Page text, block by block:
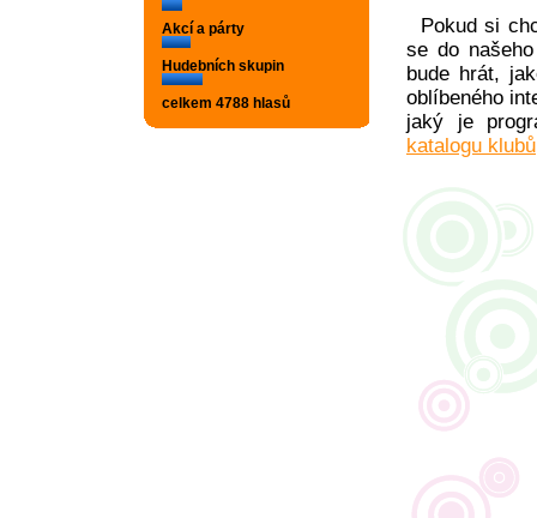
Akcí a párty
Hudebních skupin
celkem 4788 hlasů
Pokud si
se do
bude hrát,
oblíbeného
jaký je
katalogu klubů